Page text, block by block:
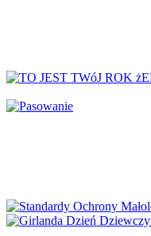
Dinozaury
Dni Tygodnia
Dzień Bezpiecznego Internetu
Dzień Chłopaka